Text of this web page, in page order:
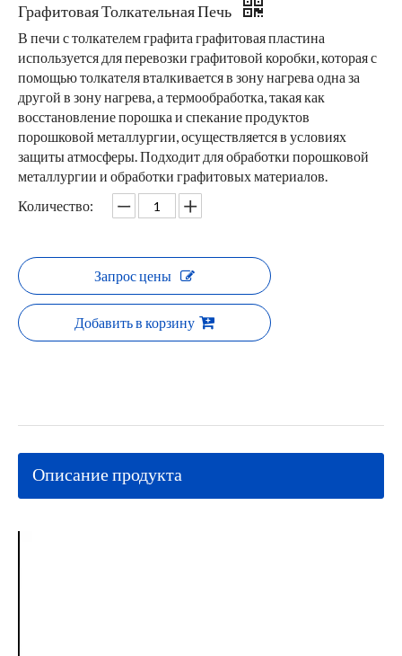
Графитовая Толкательная Печь
В печи с толкателем графита графитовая пластина
используется для перевозки графитовой коробки, которая с
помощью толкателя вталкивается в зону нагрева одна за
другой в зону нагрева, а термообработка, такая как
восстановление порошка и спекание продуктов
порошковой металлургии, осуществляется в условиях
защиты атмосферы. Подходит для обработки порошковой
металлургии и обработки графитовых материалов.
Количество:
Запрос цены
Добавить в корзину
Описание продукта